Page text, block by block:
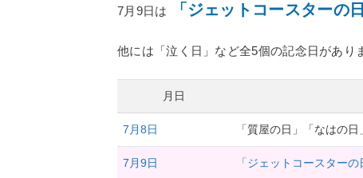
7月9日は 「ジェットコースターの
他には「泣く日」など全5個の記念日があり
月日
7月8日 「質屋の日」「なはの日」
7月9日 「ジェットコースター